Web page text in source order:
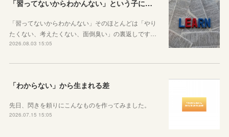
「習ってないからわかんない」という子に伝えたい、勉強しようと思ったらその方法はいくらでもあるということ
「習ってないからわかんない」そのほとんどは「やり
たくない、考えたくない、面倒臭い」の裏返しです…
2026.08.03 15:05
「わからない」から生まれる差
先日、閃きを頼りにこんなものを作ってみました。
2026.07.15 15:05